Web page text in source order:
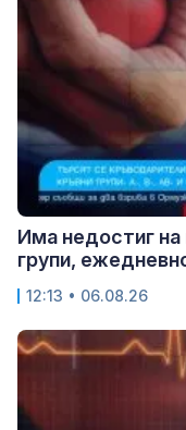
Има недостиг
групи,
12:13 • 06.08.26